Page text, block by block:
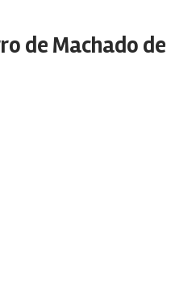
de Machado de